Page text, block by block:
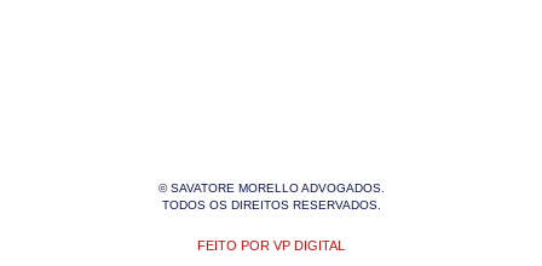
© SAVATORE MORELLO ADVOGADOS.
TODOS OS DIREITOS RESERVADOS.
FEITO POR VP DIGITAL